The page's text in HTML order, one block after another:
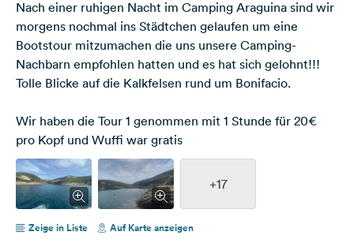
Nach einer ruhigen Nacht im Camping Araguina sind wir
morgens nochmal ins Städtchen gelaufen um eine
Bootstour mitzumachen die uns unsere Camping-
Nachbarn empfohlen hatten und es hat sich gelohnt!!!
Tolle Blicke auf die Kalkfelsen rund um Bonifacio.
Wir haben die Tour 1 genommen mit 1 Stunde für 20€
pro Kopf und Wuffi war gratis
+17
Zeige in Liste Auf Karte anzeigen